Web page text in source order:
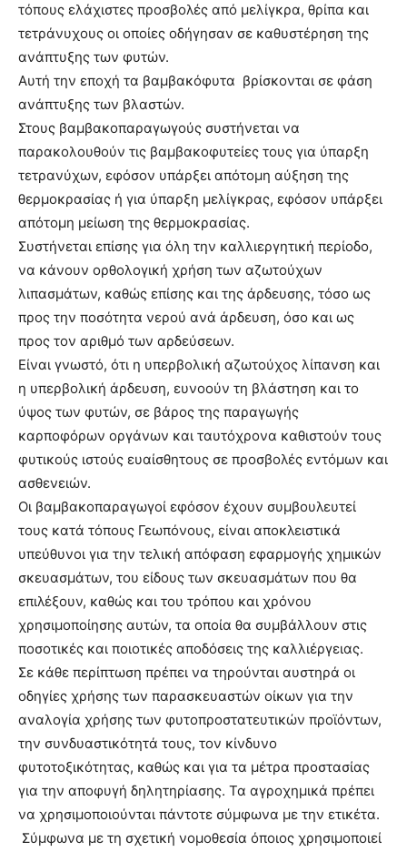
τόπους ελάχιστες προσβολές από μελίγκρα, θρίπα και
τετράνυχους οι οποίες οδήγησαν σε καθυστέρηση της
ανάπτυξης των φυτών.
Αυτή την εποχή τα βαμβακόφυτα βρίσκονται σε φάση
ανάπτυξης των βλαστών.
Στους βαμβακοπαραγωγούς συστήνεται να
παρακολουθούν τις βαμβακοφυτείες τους για ύπαρξη
τετρανύχων, εφόσον υπάρξει απότομη αύξηση της
θερμοκρασίας ή για ύπαρξη μελίγκρας, εφόσον υπάρξει
απότομη μείωση της θερμοκρασίας.
Συστήνεται επίσης για όλη την καλλιεργητική περίοδο,
να κάνουν ορθολογική χρήση των αζωτούχων
λιπασμάτων, καθώς επίσης και της άρδευσης, τόσο ως
προς την ποσότητα νερού ανά άρδευση, όσο και ως
προς τον αριθμό των αρδεύσεων.
Είναι γνωστό, ότι η υπερβολική αζωτούχος λίπανση και
η υπερβολική άρδευση, ευνοούν τη βλάστηση και το
ύψος των φυτών, σε βάρος της παραγωγής
καρποφόρων οργάνων και ταυτόχρονα καθιστούν τους
φυτικούς ιστούς ευαίσθητους σε προσβολές εντόμων και
ασθενειών.
Οι βαμβακοπαραγωγοί εφόσον έχουν συμβουλευτεί
τους κατά τόπους Γεωπόνους, είναι αποκλειστικά
υπεύθυνοι για την τελική απόφαση εφαρμογής χημικών
σκευασμάτων, του είδους των σκευασμάτων που θα
επιλέξουν, καθώς και του τρόπου και χρόνου
χρησιμοποίησης αυτών, τα οποία θα συμβάλλουν στις
ποσοτικές και ποιοτικές αποδόσεις της καλλιέργειας.
Σε κάθε περίπτωση πρέπει να τηρούνται αυστηρά οι
οδηγίες χρήσης των παρασκευαστών οίκων για την
αναλογία χρήσης των φυτοπροστατευτικών προϊόντων,
την συνδυαστικότητά τους, τον κίνδυνο
φυτοτοξικότητας, καθώς και για τα μέτρα προστασίας
για την αποφυγή δηλητηρίασης. Τα αγροχημικά πρέπει
να χρησιμοποιούνται πάντοτε σύμφωνα με την ετικέτα.
Σύμφωνα με τη σχετική νομοθεσία όποιος χρησιμοποιεί